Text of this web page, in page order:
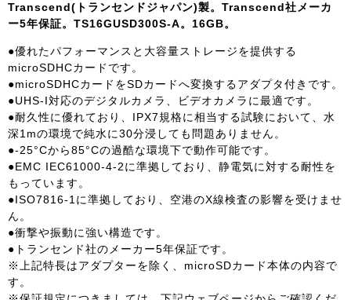
Transcend(トランセンドジャパン)製。Transcend社メーカ
ー5年保証。TS16GUSD300S-A。16GB。
●優れたパフォーマンスと大容量ストレージを提供する
microSDHCカードです。
●microSDHCカードをSDカードへ変換するアダプタ付きです。
●UHS-I対応のデジタルカメラ、ビデオカメラに最適です。
●耐久性に優れており、IPX7規格に相当する試験において、水
深1mの環境で純水に30分浸しても問題ありません。
●-25°Cから85°Cの過酷な環境下で動作可能です。
●EMC IEC61000-4-2に準拠しており、静電気に対する耐性を
もっています。
●ISO7816-1に準拠しており、空港のX線検査の影響を受けませ
ん。
●衝撃や振動に強い構造です。
●トランセンド社のメーカー5年保証です。
※上記特長はアダプターを除く、microSDカード本体の内容で
す。